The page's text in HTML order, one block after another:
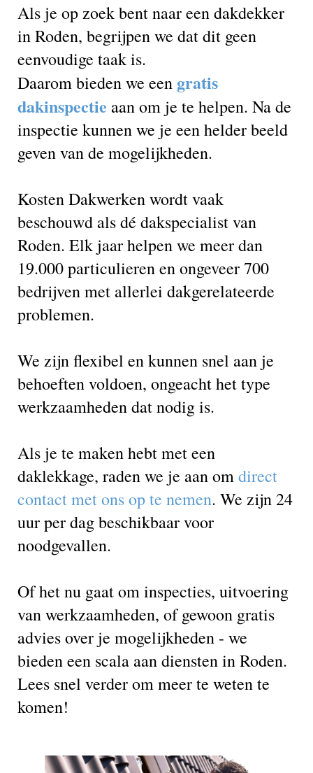
Als je op zoek bent naar een dakdekker
in Roden, begrijpen we dat dit geen
eenvoudige taak is.
Daarom bieden we een gratis
dakinspectie aan om je te helpen. Na de
inspectie kunnen we je een helder beeld
geven van de mogelijkheden.
Kosten Dakwerken wordt vaak
beschouwd als dé dakspecialist van
Roden. Elk jaar helpen we meer dan
19.000 particulieren en ongeveer 700
bedrijven met allerlei dakgerelateerde
problemen.
We zijn flexibel en kunnen snel aan je
behoeften voldoen, ongeacht het type
werkzaamheden dat nodig is.
Als je te maken hebt met een
daklekkage, raden we je aan omdirect
contact met ons op te nemen. We zijn 24
uur per dag beschikbaar voor
noodgevallen.
Of het nu gaat om inspecties, uitvoering
van werkzaamheden, of gewoon gratis
advies over je mogelijkheden - we
bieden een scala aan diensten in Roden.
Lees snel verder om meer te weten te
komen!